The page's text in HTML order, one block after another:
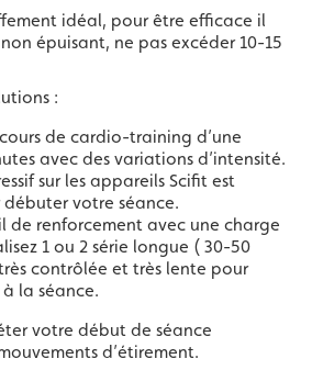
idéal, pour être efficace il
épuisant, ne pas excéder 10-15
:
de cardio-training d’une
avec des variations d’intensité.
sur les appareils Scifit est
votre séance.
de renforcement avec une charge
1 ou 2 série longue ( 30-50
contrôlée et très lente pour
la séance.
votre début de séance
d’étirement.